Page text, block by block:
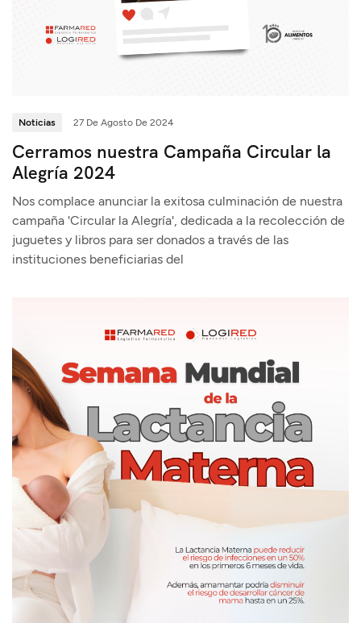
Noticias 27 De Agosto De 2024
Cerramos nuestra Campaña Circular la
Alegría 2024
Nos complace anunciar la exitosa culminación de nuestra
campaña 'Circular la Alegría', dedicada a la recolección de
juguetes y libros para ser donados a través de las
instituciones beneficiarias del